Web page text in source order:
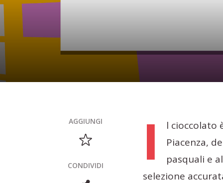
AGGIUNGI
CONDIVIDI I
l cioccolato
Piacenza,
pasquali e
selezione